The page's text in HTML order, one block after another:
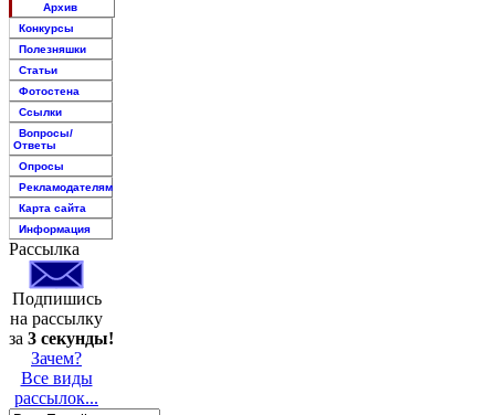
Архив
Конкурсы
Полезняшки
Статьи
Фотостена
Ссылки
Вопросы/
Ответы
Опросы
Рекламодателям
Карта сайта
Информация
Рассылка
Подпишись
на рассылку
за 3 секунды!
Зачем?
Все виды
рассылок...